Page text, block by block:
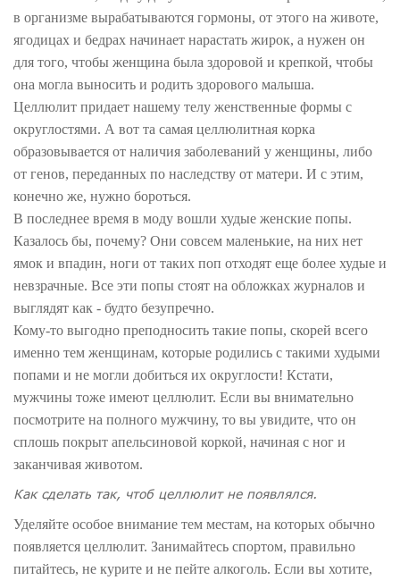
в организме вырабатываются гормоны, от этого на животе,
ягодицах и бедрах начинает нарастать жирок, а нужен он
для того, чтобы женщина была здоровой и крепкой, чтобы
она могла выносить и родить здорового малыша.
Целлюлит придает нашему телу женственные формы с
округлостями. А вот та самая целлюлитная корка
образовывается от наличия заболеваний у женщины, либо
от генов, переданных по наследству от матери. И с этим,
конечно же, нужно бороться.
В последнее время в моду вошли худые женские попы.
Казалось бы, почему? Они совсем маленькие, на них нет
ямок и впадин, ноги от таких поп отходят еще более худые и
невзрачные. Все эти попы стоят на обложках журналов и
выглядят как - будто безупречно.
Кому-то выгодно преподносить такие попы, скорей всего
именно тем женщинам, которые родились с такими худыми
попами и не могли добиться их округлости! Кстати,
мужчины тоже имеют целлюлит. Если вы внимательно
посмотрите на полного мужчину, то вы увидите, что он
сплошь покрыт апельсиновой коркой, начиная с ног и
заканчивая животом.
Как сделать так, чтоб целлюлит не появлялся.
Уделяйте особое внимание тем местам, на которых обычно
появляется целлюлит. Занимайтесь спортом, правильно
питайтесь, не курите и не пейте алкоголь. Если вы хотите,